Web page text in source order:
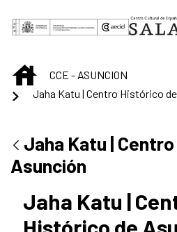
Saltar al contenido principal
INICIOCCE - ASUNCION
Jaha Katu | Centro Histórico
Jaha Katu |
Asunción
Jaha Katu |